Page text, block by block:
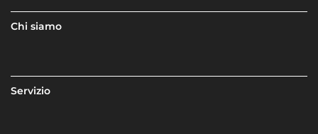
Chi siamo
Servizio